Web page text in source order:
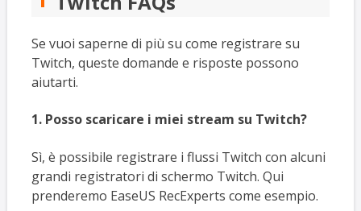
Se vuoi saperne di più su come registrare su
Twitch, queste domande e risposte possono
aiutarti.
1. Posso scaricare i miei stream su Twitch?
Sì, è possibile registrare i flussi Twitch con alcuni
grandi registratori di schermo Twitch. Qui
prenderemo EaseUS RecExperts come esempio.